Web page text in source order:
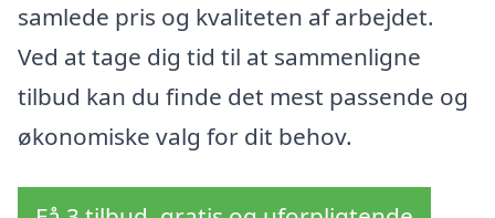
samlede pris og kvaliteten af arbejdet.
Ved at tage dig tid til at sammenligne
tilbud kan du finde det mest passende og
økonomiske valg for dit behov.